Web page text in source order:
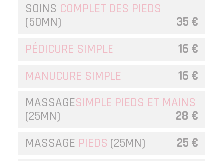
SOINS COMPLET DES PIEDS
(50MN)
35 €
PÉDICURE SIMPLE
16 €
MANUCURE SIMPLE
16 €
MASSAGESIMPLE PIEDS ET MAINS
(25MN)
28 €
MASSAGE PIEDS (25MN)
25 €